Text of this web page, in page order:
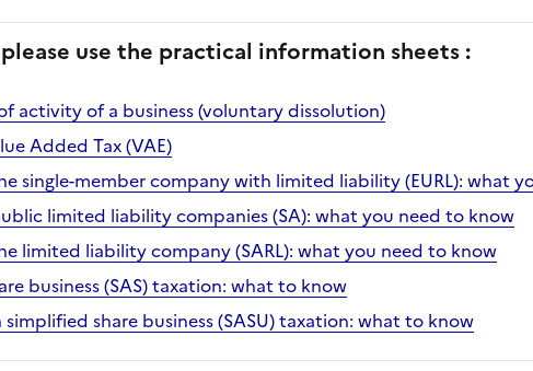
use the practical information sheets :
activity of a business (voluntary dissolution)
Added Tax (VAE)
single-member company with limited liability (EURL): what
limited liability companies (SA): what you need to know
limited liability company (SARL): what you need to know
business (SAS) taxation: what to know
simplified share business (SASU) taxation: what to know